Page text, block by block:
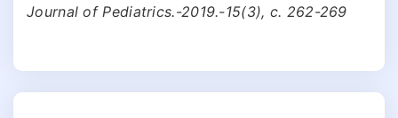
Journal of Pediatrics.-2019.-15(3), с. 262-269